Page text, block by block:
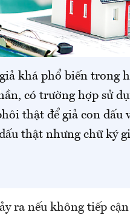
khá phổ biến trong
có trường hợp sử
thật để giả con dấu
thật nhưng chữ ký
ra nếu không tiếp